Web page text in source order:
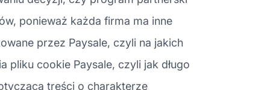
ponieważ każda firma ma inne
przez Paysale, czyli na jakich
cookie Paysale, czyli jak długo
treści o charakterze